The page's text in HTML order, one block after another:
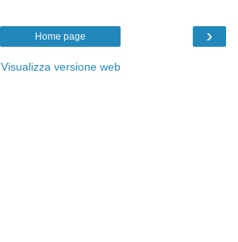
›
Home page
Visualizza versione web